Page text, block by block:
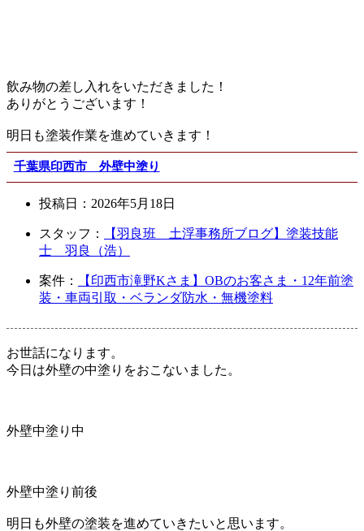
飲み物の差し入れをいただきました！
ありがとうございます！
明日も塗装作業を進めていきます！
千葉県印西市 外壁中塗り
投稿日： 2026年5月18日
スタッフ：
【羽良班 土浮事務所ブログ】塗装技能
士 羽良（浩）
案件：
【印西市滝野Kさま】OBのお客さま・12年前塗
装・車両引取・ベランダ防水・無機塗料
お世話になります。
今日は外壁の中塗りをおこないました。
外壁中塗り中
外壁中塗り前後
明日も外壁の塗装を進めていきたいと思います。